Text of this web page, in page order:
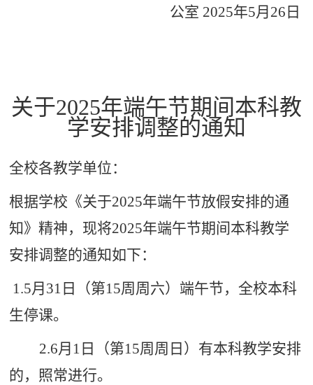
公室 2025年5月 26 日
关于2025年端午节期间本科教
学安排调整的通知
全校各教学单位：
根据学校《关于2025年端午节放假安排的通
知》精神，现将2025年端午节期间本科教学
安排调整的通知如下：
1.5月 31 日（第15周周六）端午节，全校本科
生停课。
2.6月 1 日（第15周周日）有本科教学安排
的，照常进行。